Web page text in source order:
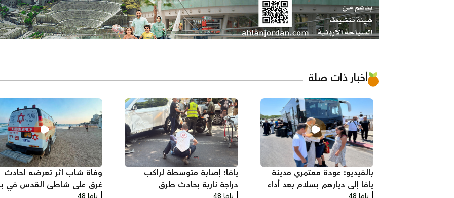
أخبار ذات صلة
بالفيديو: عودة معتمري مدينة
يافا إلى ديارهم بسلام بعد أداء
يافا: إصابة متوسطة لراكب
دراجة نارية بحادث طرق
وفاة شاب اثر تعرضه لحادث
غرق على شاطئ القدس في